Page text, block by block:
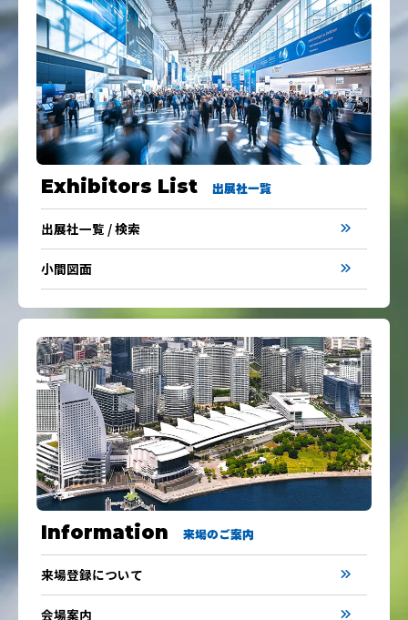
Exhibitors List 出展社一覧
出展社一覧 / 検索
小間図面
Information 来場のご案内
来場登録について
会場案内